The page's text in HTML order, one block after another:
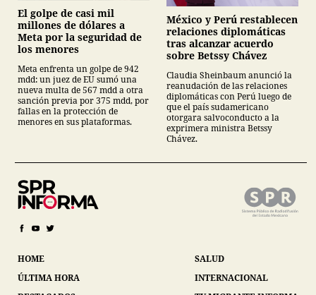
El golpe de casi mil
millones de dólares a
Meta por la seguridad de
los menores
Meta enfrenta un golpe de 942
mdd: un juez de EU sumó una
nueva multa de 567 mdd a otra
sanción previa por 375 mdd, por
fallas en la protección de
menores en sus plataformas.
México y Perú restablecen
relaciones diplomáticas
tras alcanzar acuerdo
sobre Betssy Chávez
Claudia Sheinbaum anunció la
reanudación de las relaciones
diplomáticas con Perú luego de
que el país sudamericano
otorgara salvoconducto a la
exprimera ministra Betssy
Chávez.
HOME
ÚLTIMA HORA
SALUD
INTERNACIONAL